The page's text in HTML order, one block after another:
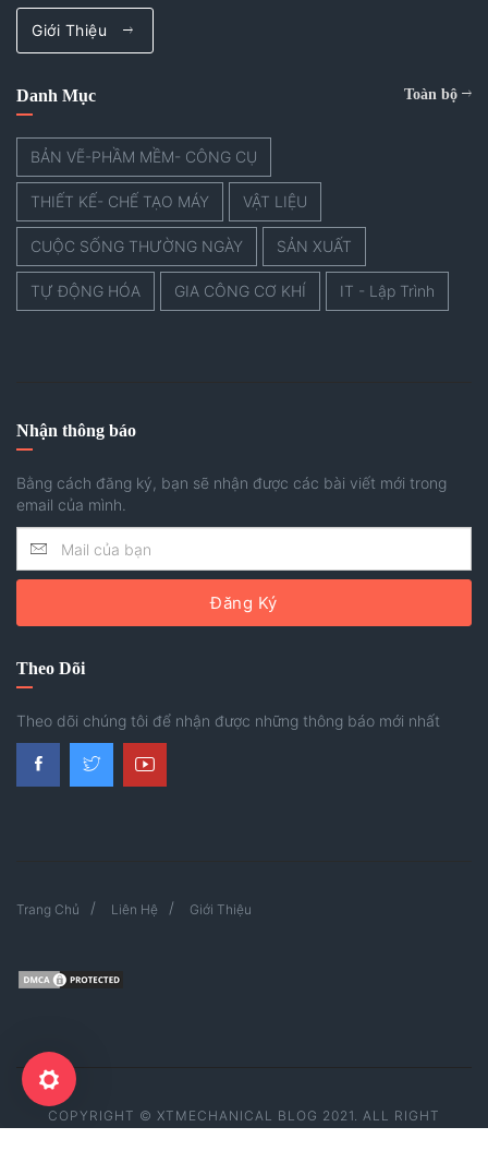
Giới Thiệu
Danh Mục Toàn bộ
BẢN VẼ-PHẦM MỀM- CÔNG CỤ
THIẾT KẾ- CHẾ TẠO MÁY VẬT LIỆU
CUỘC SỐNG THƯỜNG NGÀY SẢN XUẤT
TỰ ĐỘNG HÓA GIA CÔNG CƠ KHÍ IT - Lập Trình
Nhận thông báo
Bằng cách đăng ký, bạn sẽ nhận được các bài viết mới trong
email của mình.
Đăng Ký
Theo Dõi
Theo dõi chúng tôi để nhận được những thông báo mới nhất
Trang Chủ Liên Hệ Giới Thiệu
COPYRIGHT © XTMECHANICAL BLOG 2021. ALL RIGHT